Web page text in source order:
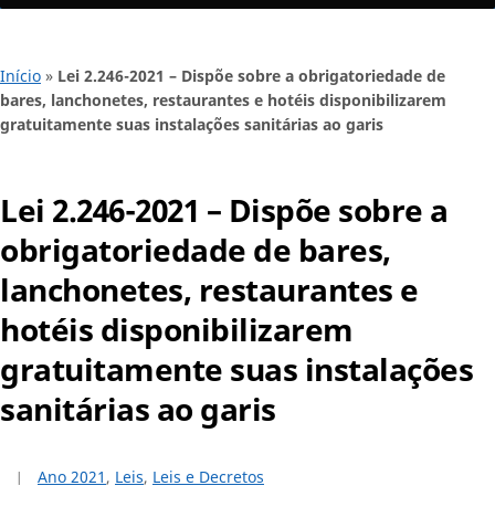
Início » Lei 2.246-2021 – Dispõe sobre a obrigatoriedade de
bares, lanchonetes, restaurantes e hotéis disponibilizarem
gratuitamente suas instalações sanitárias ao garis
Lei 2.246-2021 – Dispõe sobre a
obrigatoriedade de bares,
lanchonetes, restaurantes e
hotéis disponibilizarem
gratuitamente suas instalações
sanitárias ao garis
Ano 2021 , Leis, Leis e Decretos